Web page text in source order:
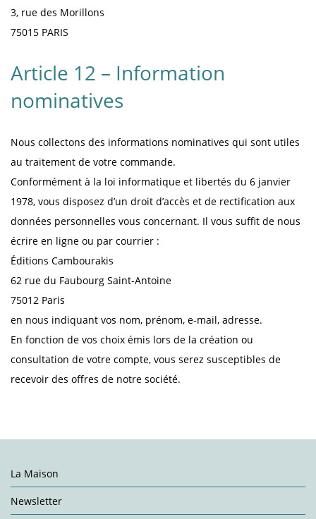
3, rue des Morillons
75015 PARIS
Article 12 – Information
nominatives
Nous collectons des informations nominatives qui sont utiles
au traitement de votre commande.
Conformément à la loi informatique et libertés du 6 janvier
1978, vous disposez d’un droit d’accès et de rectification aux
données personnelles vous concernant. Il vous suffit de nous
écrire en ligne ou par courrier :
Éditions Cambourakis
62 rue du Faubourg Saint-Antoine
75012 Paris
en nous indiquant vos nom, prénom, e-mail, adresse.
En fonction de vos choix émis lors de la création ou
consultation de votre compte, vous serez susceptibles de
recevoir des offres de notre société.
La Maison
Newsletter